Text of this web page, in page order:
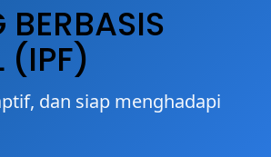
(IPF)
dan siap menghadapi